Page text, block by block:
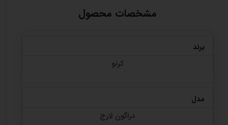
مشخصات محصول
برند
کرنو
مدل
دراگون لارج